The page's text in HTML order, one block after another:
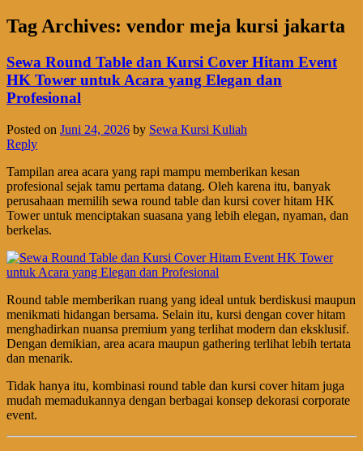
Tag Archives: vendor meja kursi jakarta
Sewa Round Table dan Kursi Cover Hitam Event
HK Tower untuk Acara yang Elegan dan
Profesional
Posted on Juni 24, 2026 by Sewa Kursi Kuliah
Reply
Tampilan area acara yang rapi mampu memberikan kesan
profesional sejak tamu pertama datang. Oleh karena itu, banyak
perusahaan memilih sewa round table dan kursi cover hitam HK
Tower untuk menciptakan suasana yang lebih elegan, nyaman, dan
berkelas.
Round table memberikan ruang yang ideal untuk berdiskusi maupun
menikmati hidangan bersama. Selain itu, kursi dengan cover hitam
menghadirkan nuansa premium yang terlihat modern dan eksklusif.
Dengan demikian, area acara maupun gathering terlihat lebih tertata
dan menarik.
Tidak hanya itu, kombinasi round table dan kursi cover hitam juga
mudah memadukannya dengan berbagai konsep dekorasi corporate
event.